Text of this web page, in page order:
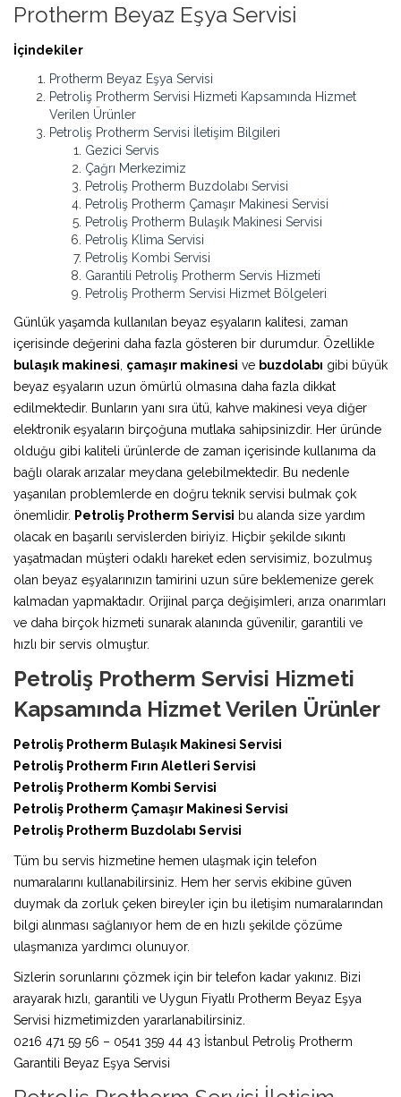
Protherm Beyaz Eşya Servisi
İçindekiler
Protherm Beyaz Eşya Servisi
Petroliş Protherm Servisi Hizmeti Kapsamında Hizmet
Verilen Ürünler
Petroliş Protherm Servisi İletişim Bilgileri
Gezici Servis
Çağrı Merkezimiz
Petroliş Protherm Buzdolabı Servisi
Petroliş Protherm Çamaşır Makinesi Servisi
Petroliş Protherm Bulaşık Makinesi Servisi
Petroliş Klima Servisi
Petroliş Kombi Servisi
Garantili Petroliş Protherm Servis Hizmeti
Petroliş Protherm Servisi Hizmet Bölgeleri
Günlük yaşamda kullanılan beyaz eşyaların kalitesi, zaman
içerisinde değerini daha fazla gösteren bir durumdur. Özellikle
bulaşık makinesi çamaşır makinesi ve buzdolabı gibi büyük
beyaz eşyaların uzun ömürlü olmasına daha fazla dikkat
edilmektedir. Bunların yanı sıra ütü, kahve makinesi veya diğer
elektronik eşyaların birçoğuna mutlaka sahipsinizdir. Her üründe
olduğu gibi kaliteli ürünlerde de zaman içerisinde kullanıma da
bağlı olarak arızalar meydana gelebilmektedir. Bu nedenle
yaşanılan problemlerde en doğru teknik servisi bulmak çok
önemlidir. Petroliş Protherm Servisi bu alanda size yardım
olacak en başarılı servislerden biriyiz. Hiçbir şekilde sıkıntı
yaşatmadan müşteri odaklı hareket eden servisimiz, bozulmuş
olan beyaz eşyalarınızın tamirini uzun süre beklemenize gerek
kalmadan yapmaktadır. Orijinal parça değişimleri, arıza onarımları
ve daha birçok hizmeti sunarak alanında güvenilir, garantili ve
hızlı bir servis olmuştur.
Petroliş Protherm Servisi Hizmeti
Kapsamında Hizmet Verilen Ürünler
Petroliş Protherm Bulaşık Makinesi Servisi
Petroliş Protherm Fırın Aletleri Servisi
Petroliş Protherm Kombi Servisi
Petroliş Protherm Çamaşır Makinesi Servisi
Petroliş Protherm Buzdolabı Servisi
Tüm bu servis hizmetine hemen ulaşmak için telefon
numaralarını kullanabilirsiniz. Hem her servis ekibine güven
duymak da zorluk çeken bireyler için bu iletişim numaralarından
bilgi alınması sağlanıyor hem de en hızlı şekilde çözüme
ulaşmanıza yardımcı olunuyor.
Sizlerin sorunlarını çözmek için bir telefon kadar yakınız. Bizi
arayarak hızlı, garantili ve Uygun Fiyatlı Protherm Beyaz Eşya
Servisi hizmetimizden yararlanabilirsiniz.
0216 471 59 56 – 0541 359 44 43 İstanbul Petroliş Protherm
Garantili Beyaz Eşya Servisi